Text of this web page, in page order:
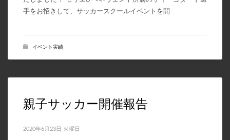
手をお招きして、サッカースクールイベントを開
イベント実績
親子サッカー開催報告
2020年6月23日 火曜日